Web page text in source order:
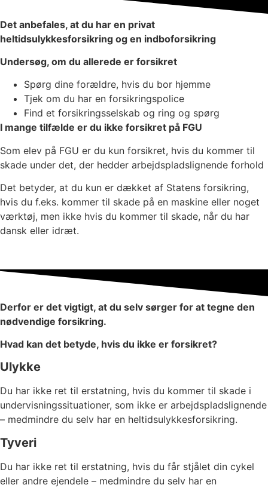
Det anbefales, at du har en privat
heltidsulykkesforsikring og en indboforsikring
Undersøg, om du allerede er forsikret
Spørg dine forældre, hvis du bor hjemme
Tjek om du har en forsikringspolice
Find et forsikringsselskab og ring og spørg
I mange tilfælde er du ikke forsikret på FGU
Som elev på FGU er du kun forsikret, hvis du kommer til
skade under det, der hedder arbejdspladslignende forhold
Det betyder, at du kun er dækket af Statens forsikring,
hvis du f.eks. kommer til skade på en maskine eller noget
værktøj, men ikke hvis du kommer til skade, når du har
dansk eller idræt.
Derfor er det vigtigt, at du selv sørger for at tegne den
nødvendige forsikring.
Hvad kan det betyde, hvis du ikke er forsikret?
Ulykke
Du har ikke ret til erstatning, hvis du kommer til skade i
undervisningssituationer, som ikke er arbejdspladslignende
– medmindre du selv har en heltidsulykkesforsikring.
Tyveri
Du har ikke ret til erstatning, hvis du får stjålet din cykel
eller andre ejendele – medmindre du selv har en